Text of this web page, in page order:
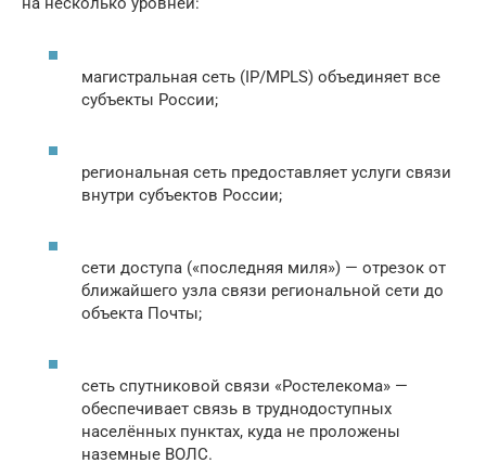
магистральная сеть (IP/MPLS) объединяет все
субъекты России;
региональная сеть предоставляет услуги связи
внутри субъектов России;
сети доступа («последняя миля») — отрезок от
ближайшего узла связи региональной сети до
объекта Почты;
сеть спутниковой связи «Ростелекома» —
обеспечивает связь в труднодоступных
населённых пунктах, куда не проложены
наземные ВОЛС.